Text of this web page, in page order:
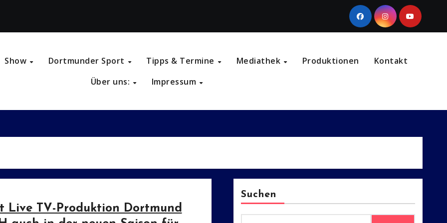
Show Dortmunder Sport Tipps & Termine Mediathek Produktionen
Kontakt
Über uns:
Impressum
Live TV-Produktion Dortmund
Suchen